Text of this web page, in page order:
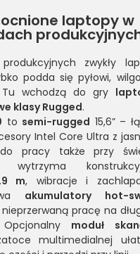
laptopy w
zwykły
podda się pyłowi,
Tu wchodzą do gry
klasy Rugged.
to semi-rugged 15,6” –
Intel Core Ultra z
pracy także przy
wytrzyma
m, wibracje i
akumulatory hot-
pracę na
moduł
multimedialnej